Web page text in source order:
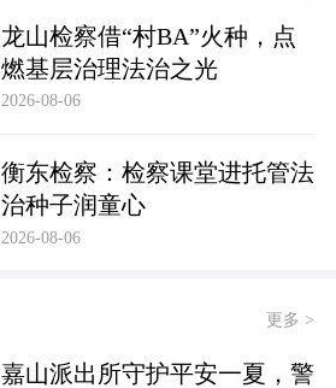
龙山检察借“村BA”火种，点
燃基层治理法治之光
2026-08-06
衡东检察：检察课堂进托管法
治种子润童心
2026-08-06
更多 >
嘉山派出所守护平安一夏，警